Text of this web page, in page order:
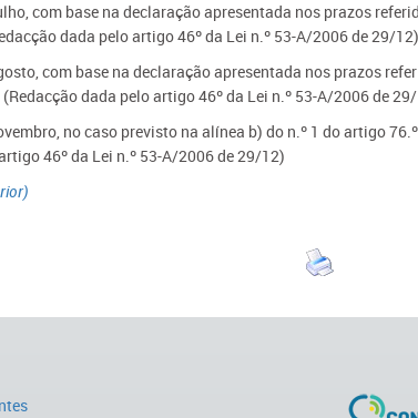
com base na declaração apresentada nos prazos
dada pelo artigo 46º da Lei n.º 53-A/2006 de 29/
com base na declaração apresentada nos prazos
(Redacção dada pelo artigo 46º da Lei n.º 53-A/2006 de
no caso previsto na alínea b) do n.º 1 do artigo 76.º
46º da Lei n.º 53-A/2006 de 29/12)